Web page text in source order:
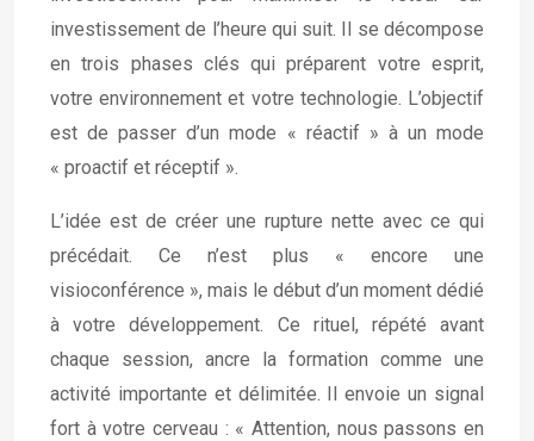
investissement de l’heure qui suit. Il se décompose
en trois phases clés qui préparent votre esprit,
votre environnement et votre technologie. L’objectif
est de passer d’un mode « réactif » à un mode
« proactif et réceptif ».
L’idée est de créer une rupture nette avec ce qui
précédait. Ce n’est plus « encore une
visioconférence », mais le début d’un moment dédié
à votre développement. Ce rituel, répété avant
chaque session, ancre la formation comme une
activité importante et délimitée. Il envoie un signal
fort à votre cerveau : « Attention, nous passons en